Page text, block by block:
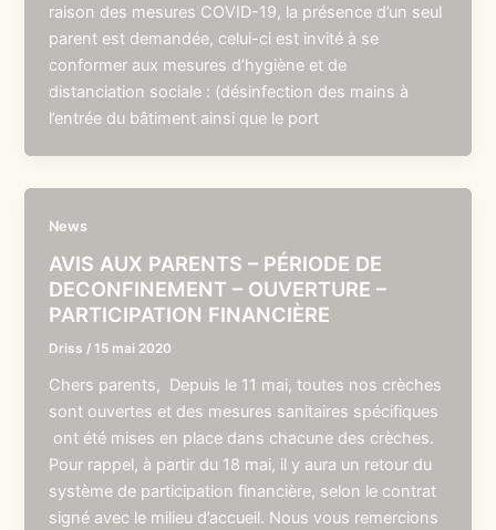
raison des mesures COVID-19, la présence d’un seul
parent est demandée, celui-ci est invité à se
conformer aux mesures d’hygiène et de
distanciation sociale : (désinfection des mains à
l’entrée du bâtiment ainsi que le port
News
AVIS AUX PARENTS – PÉRIODE DE
DECONFINEMENT – OUVERTURE –
PARTICIPATION FINANCIÈRE
Driss /15 mai 2020
Chers parents, Depuis le 11 mai, toutes nos crèches
sont ouvertes et des mesures sanitaires spécifiques
ont été mises en place dans chacune des crèches.
Pour rappel, à partir du 18 mai, il y aura un retour du
système de participation financière, selon le contrat
signé avec le milieu d’accueil. Nous vous remercions